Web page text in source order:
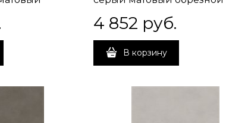
4 852 руб.
В корзину